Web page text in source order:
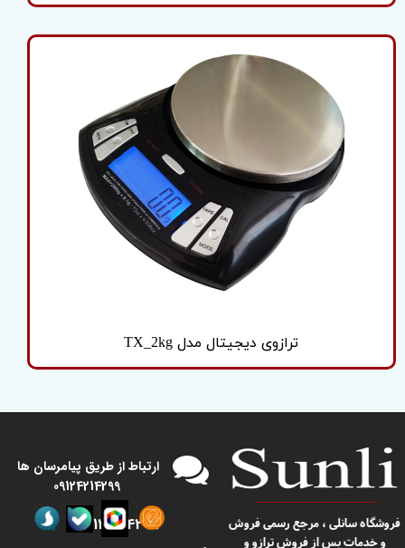
ترازوی دیجیتال مدل TX_2kg
​​فروشگاه سانلی ، مرجع رسمی فروش
و خدمات پس از فروش ترازو و
​​ارتباط از طریق پیامرسان ها
09124214299
09124214299